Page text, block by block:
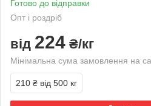
Готово до відправки
Опт і роздріб
від 224 ₴/кг
Мінімальна сума замовлення на
210 ₴ від 500 кг